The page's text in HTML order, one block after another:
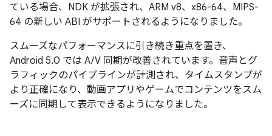
ている場合、NDK が拡張され、ARM v8、x86-64、MIPS-
64 の新しい ABI がサポートされるようになりました。
スムーズなパフォーマンスに引き続き重点を置き、
Android 5.0 では A/V 同期が改善されています。音声とグ
ラフィックのパイプラインが計測され、タイムスタンプが
より正確になり、動画アプリやゲームでコンテンツをスム
ーズに同期して表示できるようになりました。